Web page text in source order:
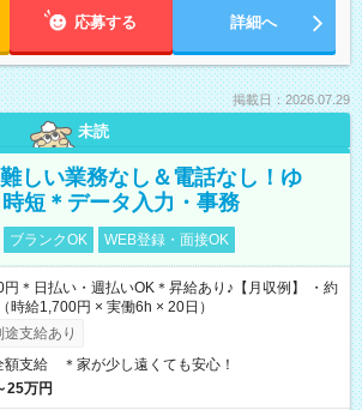
応募する 詳細へ
掲載日：2026.07.29
未読
難しい業務なし＆電話なし！ゆ
短＊データ入力・事務
ブランクOK WEB登録・面接OK
＊日払い・週払いOK＊昇給あり♪【月収例】 ・約
時給1,700円 × 実働6h × 20日）
支給あり
支給 ＊家が少し遠くても安心！
25万円